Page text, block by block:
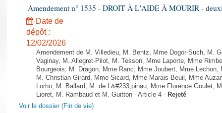
Amendement n° 1535 - DROIT À L'AIDE À MOURIR -
Date de
dépôt :
12/02/2026
Amendement de M. Villedieu, M. Bentz, Mme Dogor-Such, M.
Vaginay, M. Allegret-Pilot, M. Tesson, Mme Laporte, Mme
Bourgeois, M. Dragon, Mme Ranc, Mme Joubert, Mme
M. Christian Girard, Mme Sicard, Mme Marais-Beuil, Mme
Lorho, M. Ballard, M. de L&#233;pinau, Mme Florence Goulet,
Lioret, M. Rambaud et M. Guitton - Article 4 - Rejeté
Voir le dossier (Fin de vie)